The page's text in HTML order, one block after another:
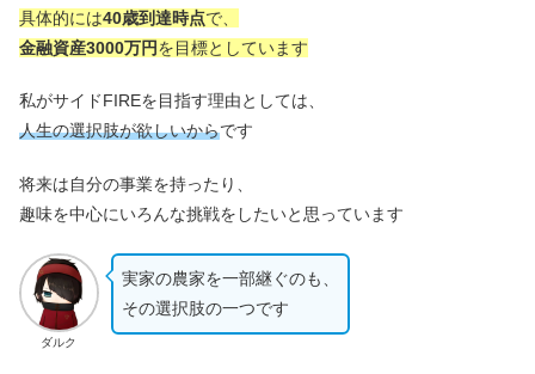
具体的には40歳到達時点で、
金融資産3000万円を目標としています
私がサイドFIREを目指す理由としては、
人生の選択肢が欲しいからです
将来は自分の事業を持ったり、
趣味を中心にいろんな挑戦をしたいと思っています
ダルク
実家の農家を一部継ぐのも、
その選択肢の一つです